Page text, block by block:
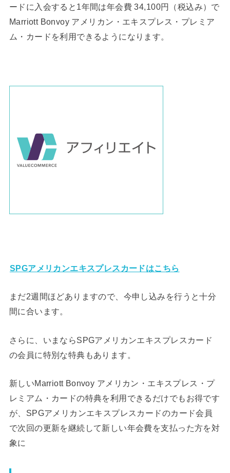
ードに入会すると1年間は年会費 34,100円（税込み）で
Marriott Bonvoy アメリカン・エキスプレス・プレミア
ム・カードを利用できるようになります。
SPGアメリカンエキスプレスカードはこちら
まだ2週間ほどありますので、今申し込みを行うと十分
間に合います。
さらに、いまならSPGアメリカンエキスプレスカード
の会員に特別な特典もあります。
新しいMarriott Bonvoy アメリカン・エキスプレス・プ
レミアム・カードの特典を利用できるだけでもお得です
が、SPGアメリカンエキスプレスカードのカード会員
で次回の更新を継続して新しい年会費を支払った方を対
象に